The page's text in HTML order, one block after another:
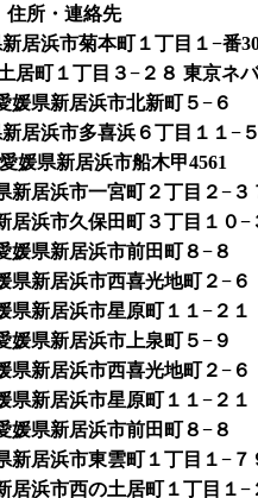
住所・連絡先
新居浜市菊本町１丁目１−番
居町１丁目３−２８ 東京ネ
媛県新居浜市北新町５−６
新居浜市多喜浜６丁目１１−
媛県新居浜市船木甲4561
新居浜市一宮町２丁目２−３
居浜市久保田町３丁目１０−
媛県新居浜市前田町８−８
県新居浜市西喜光地町２−６
県新居浜市星原町１１−２１
媛県新居浜市上泉町５−９
県新居浜市西喜光地町２−６
県新居浜市星原町１１−２１
媛県新居浜市前田町８−８
新居浜市東雲町１丁目１−７
居浜市西の土居町１丁目１−